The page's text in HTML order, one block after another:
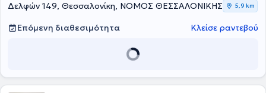
Δελφών 149, Θεσσαλονίκη, ΝΟΜΟΣ ΘΕΣΣΑΛΟΝΙΚΗΣ 5,9 km
Επόμενη διαθεσιμότητα Κλείσε ραντεβού